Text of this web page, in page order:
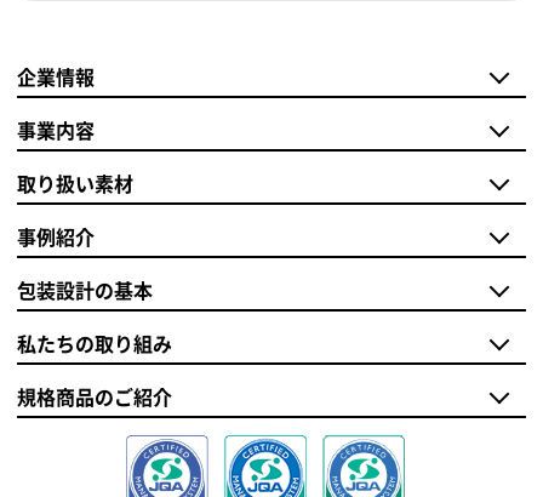
企業情報
事業内容
取り扱い素材
事例紹介
包装設計の基本
私たちの取り組み
規格商品のご紹介